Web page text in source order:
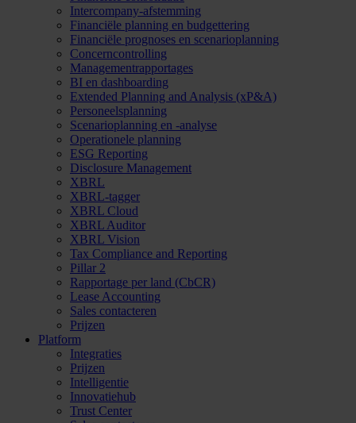
Intercompany-afstemming
Financiële planning en budgettering
Financiële prognoses en scenarioplanning
Concerncontrolling
Managementrapportages
BI en dashboarding
Extended Planning and Analysis (xP&A)
Personeelsplanning
Scenarioplanning en -analyse
Operationele planning
ESG Reporting
Disclosure Management
XBRL
XBRL-tagger
XBRL Cloud
XBRL Auditor
XBRL Vision
Tax Compliance and Reporting
Pillar 2
Rapportage per land (CbCR)
Lease Accounting
Sales contacteren
Prijzen
Platform
Integraties
Prijzen
Intelligentie
Innovatiehub
Trust Center